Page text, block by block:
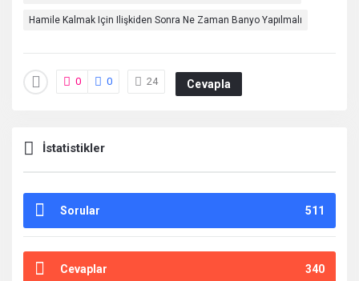
Hamile Kalmak Için Ilişkiden Sonra Ne Zaman Banyo Yapılmalı
0 0 24 Cevapla
İstatistikler
Sorular 511
Cevaplar 340